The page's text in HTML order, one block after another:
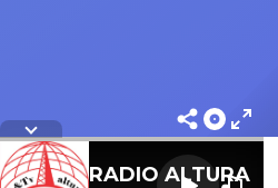
RADIO ALTURA
Letra